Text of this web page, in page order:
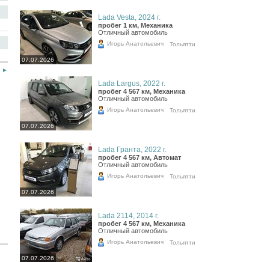
07.07.2026
Lada Vesta, 2024 г.
пробег 1 км, Механика
Отличный автомобиль
Игорь Анатольевич Тольятти
07.07.2026
Lada Largus, 2022 г.
пробег 4 567 км, Механика
Отличный автомобиль
Игорь Анатольевич Тольятти
07.07.2026
Lada Гранта, 2022 г.
пробег 4 567 км, Автомат
Отличный автомобиль
Игорь Анатольевич Тольятти
07.07.2026
Lada 2114, 2014 г.
пробег 4 567 км, Механика
Отличный автомобиль
Игорь Анатольевич Тольятти